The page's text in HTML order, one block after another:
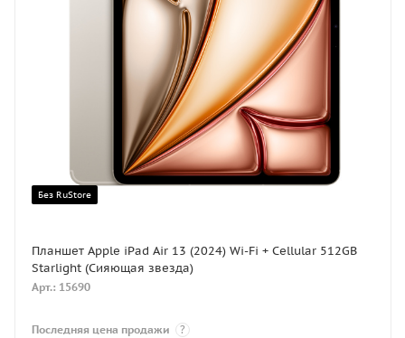
Без RuStore
Планшет Apple iPad Air 13 (2024) Wi-Fi + Cellular 512GB
Starlight (Сияющая звезда)
Арт.: 15690
Последняя цена продажи ?